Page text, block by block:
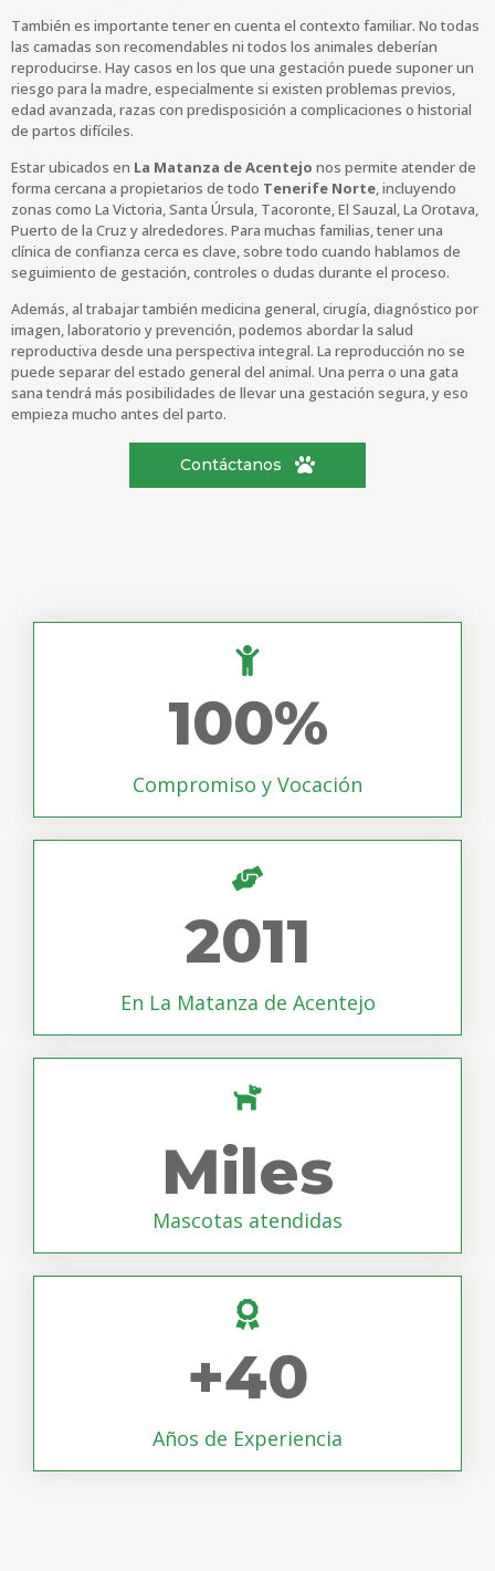
También es importante tener en cuenta el contexto familiar. No todas
las camadas son recomendables ni todos los animales deberían
reproducirse. Hay casos en los que una gestación puede suponer un
riesgo para la madre, especialmente si existen problemas previos,
edad avanzada, razas con predisposición a complicaciones o historial
de partos difíciles.
Estar ubicados en La Matanza de Acentejo nos permite atender de
forma cercana a propietarios de todo Tenerife Norte, incluyendo
zonas como La Victoria, Santa Úrsula, Tacoronte, El Sauzal, La Orotava,
Puerto de la Cruz y alrededores. Para muchas familias, tener una
clínica de confianza cerca es clave, sobre todo cuando hablamos de
seguimiento de gestación, controles o dudas durante el proceso.
Además, al trabajar también medicina general, cirugía, diagnóstico por
imagen, laboratorio y prevención, podemos abordar la salud
reproductiva desde una perspectiva integral. La reproducción no se
puede separar del estado general del animal. Una perra o una gata
sana tendrá más posibilidades de llevar una gestación segura, y eso
empieza mucho antes del parto.
Contáctanos
100%
Compromiso y Vocación
2011
En La Matanza de Acentejo
Miles
Mascotas atendidas
+40
Años de Experiencia